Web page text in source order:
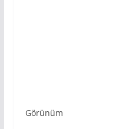
Görünüm